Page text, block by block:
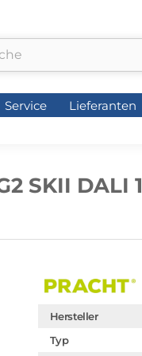
Service Lieferanten
SKII DALI 1
Hersteller
Typ
Service Lieferanten